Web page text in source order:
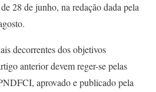
28 de junho, na redação dada pela
decorrentes dos objetivos
anterior devem reger-se pelas
aprovado e publicado pela